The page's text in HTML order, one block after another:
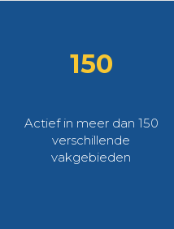
150
Actief in meer dan 150
verschillende
vakgebieden